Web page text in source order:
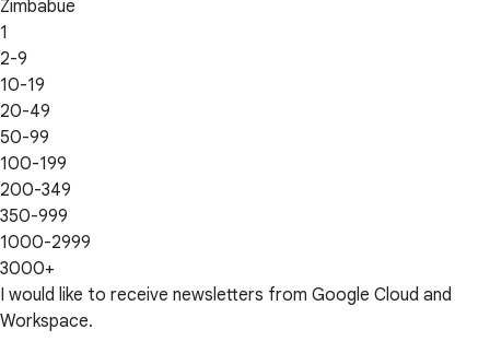
Zimbabue
1
2-9
10-19
20-49
50-99
100-199
200-349
350-999
1000-2999
3000+
I would like to receive newsletters from Google Cloud and
Workspace.